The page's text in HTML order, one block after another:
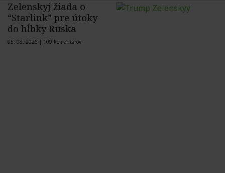
Zelenskyj žiada o
“Starlink” pre útoky
do hĺbky Ruska
05. 08. 2026 | 109 komentárov